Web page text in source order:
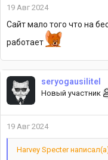
19 Авг 2024
Сайт мало того что на
работает
seryogausilitel
Новый участник
19 Авг 2024
Harvey Specter